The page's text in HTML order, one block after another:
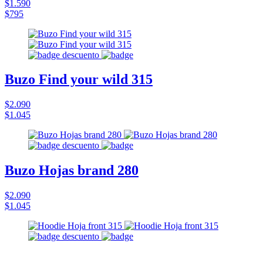
$1.590
$795
Buzo Find your wild 315
$2.090
$1.045
Buzo Hojas brand 280
$2.090
$1.045